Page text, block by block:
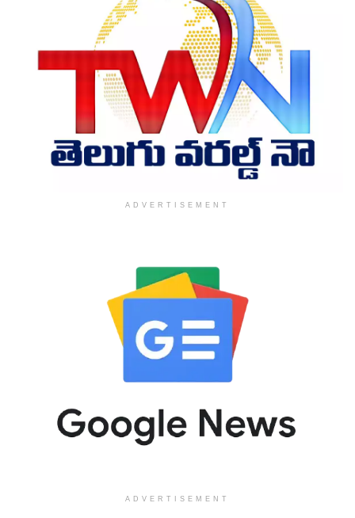
ADVERTISEMENT
ADVERTISEMENT